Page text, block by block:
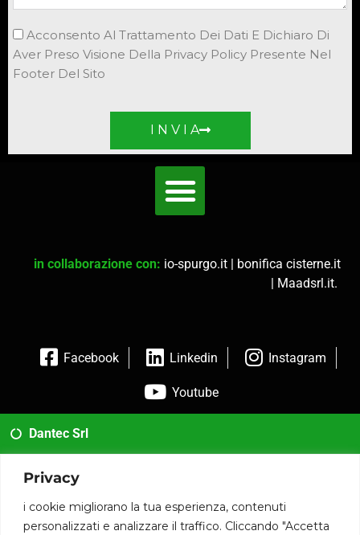
Privacy
i cookie migliorano la tua esperienza, contenuti
personalizzati e analizzare il traffico. Cliccando "Accetta
Acconsento Al Trattamento Dei Dati E Dichiaro Di
Aver Preso Visione Della Privacy Policy Presente Nel
Footer Del Sito
I N V I A
in collaborazione con: io-spurgo.it | bonifica cisterne.it
| Maadsrl.it.
Facebook Linkedin Instagram
Youtube
Dantec Srl
02 35954173
info@dantec.it